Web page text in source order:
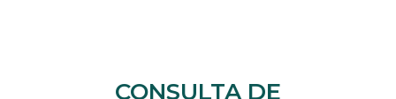
CONSULTA DE